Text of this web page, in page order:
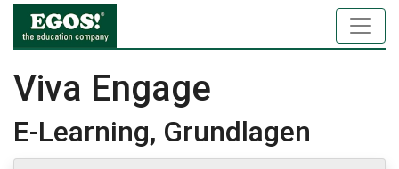
Viva Engage
E-Learning, Grundlagen